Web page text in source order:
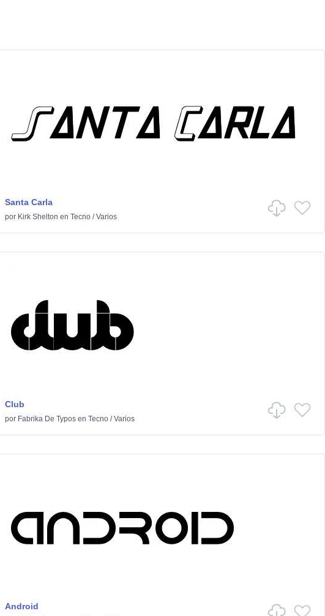
Santa Carla
por Kirk Shelton en Tecno/Varios
Club
por Fabrika De Typosen Tecno/Varios
Android